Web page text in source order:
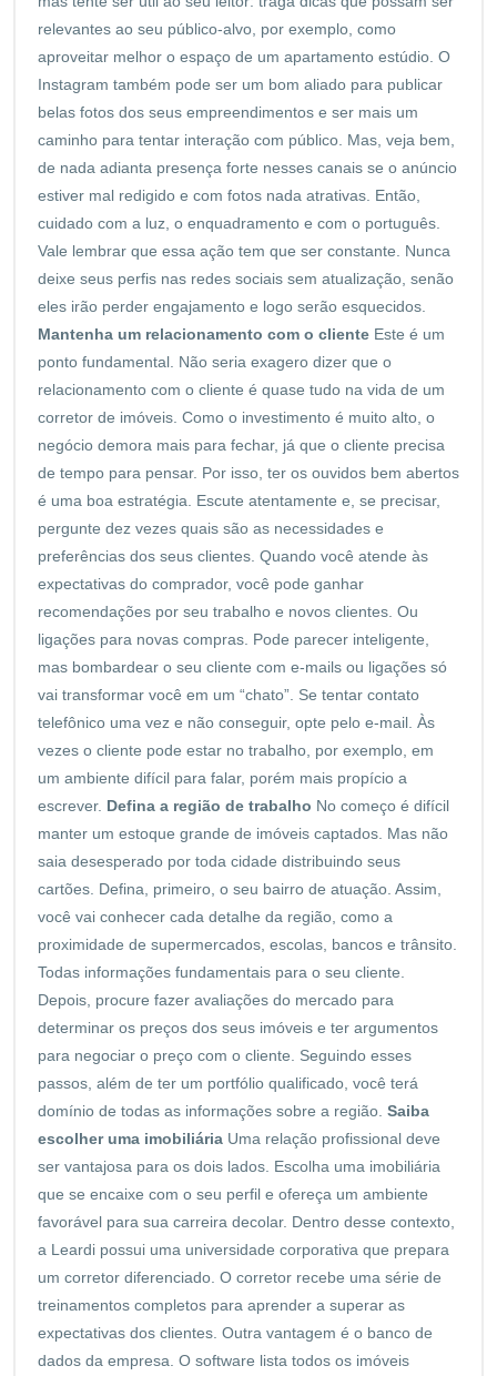
relevantes ao seu público-alvo, por exemplo, como
aproveitar melhor o espaço de um apartamento estúdio. O
Instagram também pode ser um bom aliado para publicar
belas fotos dos seus empreendimentos e ser mais um
caminho para tentar interação com público. Mas, veja bem,
de nada adianta presença forte nesses canais se o anúncio
estiver mal redigido e com fotos nada atrativas. Então,
cuidado com a luz, o enquadramento e com o português.
Vale lembrar que essa ação tem que ser constante. Nunca
deixe seus perfis nas redes sociais sem atualização, senão
eles irão perder engajamento e logo serão esquecidos.
Mantenha um relacionamento com o cliente Este é um
ponto fundamental. Não seria exagero dizer que o
relacionamento com o cliente é quase tudo na vida de um
corretor de imóveis. Como o investimento é muito alto, o
negócio demora mais para fechar, já que o cliente precisa
de tempo para pensar. Por isso, ter os ouvidos bem abertos
é uma boa estratégia. Escute atentamente e, se precisar,
pergunte dez vezes quais são as necessidades e
preferências dos seus clientes. Quando você atende às
expectativas do comprador, você pode ganhar
recomendações por seu trabalho e novos clientes. Ou
ligações para novas compras. Pode parecer inteligente,
mas bombardear o seu cliente com e-mails ou ligações só
vai transformar você em um “chato”. Se tentar contato
telefônico uma vez e não conseguir, opte pelo e-mail. Às
vezes o cliente pode estar no trabalho, por exemplo, em
um ambiente difícil para falar, porém mais propício a
escrever. Defina a região de trabalho No começo é difícil
manter um estoque grande de imóveis captados. Mas não
saia desesperado por toda cidade distribuindo seus
cartões. Defina, primeiro, o seu bairro de atuação. Assim,
você vai conhecer cada detalhe da região, como a
proximidade de supermercados, escolas, bancos e trânsito.
Todas informações fundamentais para o seu cliente.
Depois, procure fazer avaliações do mercado para
determinar os preços dos seus imóveis e ter argumentos
para negociar o preço com o cliente. Seguindo esses
passos, além de ter um portfólio qualificado, você terá
domínio de todas as informações sobre a região. Saiba
escolher uma imobiliária Uma relação profissional deve
ser vantajosa para os dois lados. Escolha uma imobiliária
que se encaixe com o seu perfil e ofereça um ambiente
favorável para sua carreira decolar. Dentro desse contexto,
a Leardi possui uma universidade corporativa que prepara
um corretor diferenciado. O corretor recebe uma série de
treinamentos completos para aprender a superar as
expectativas dos clientes. Outra vantagem é o banco de
dados da empresa. O software lista todos os imóveis